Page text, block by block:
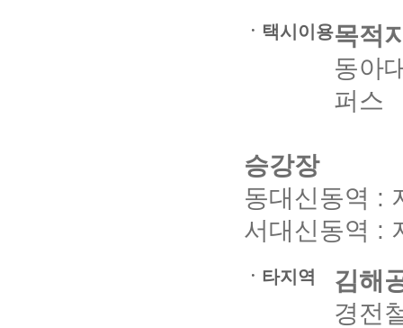
ㆍ택시이용목적
동아
퍼스
승강장
동대신동역 :
서대신동역 :
ㆍ타지역
김해
경전